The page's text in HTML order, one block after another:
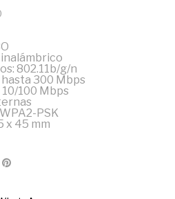
802.11b/g/n
300 Mbps
100 Mbps
PSK
x 45 mm